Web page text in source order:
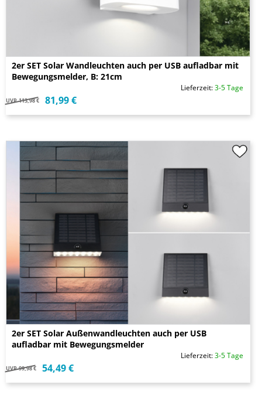
2er SET Solar Wandleuchten auch per USB aufladbar mit
Bewegungsmelder, B: 21cm
Lieferzeit:3-5 Tage
UVP 113,98 € 81,99 €
2er SET Solar Außenwandleuchten auch per USB
aufladbar mit Bewegungsmelder
Lieferzeit:3-5 Tage
UVP 99,98 € 54,49 €